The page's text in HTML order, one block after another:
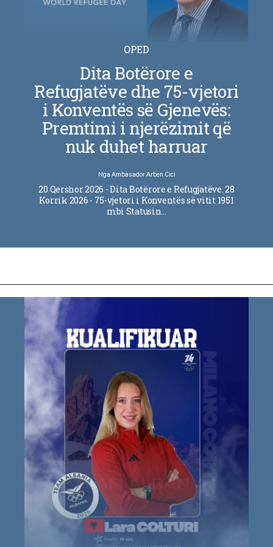
OPED
Dita Botërore e
Refugjatëve dhe 75-vjetori
i Konventës së Gjenevës:
Premtimi i njerëzimit që
nuk duhet harruar
Nga Ambasador Arben Cici
20 Qershor 2026 - Dita Botërore e Refugjatëve. 28
Korrik 2026 - 75-vjetori i Konventës së vitit 1951
mbi Statusin…